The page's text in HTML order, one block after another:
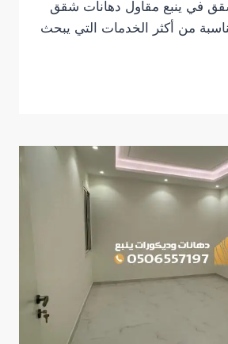
في ينبع مقاول دهانات شقق
من أكثر الخدمات التي يبحث